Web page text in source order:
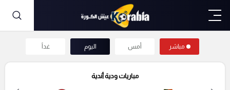
مباشر أمس اليوم غداً
مباريات ودية أندية